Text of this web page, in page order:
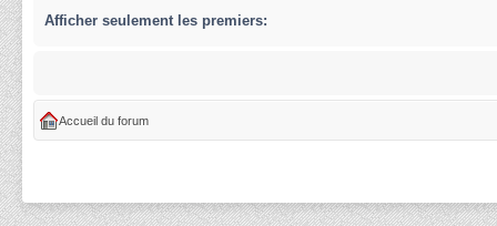
Afficher seulement les premiers:
Accueil du forum